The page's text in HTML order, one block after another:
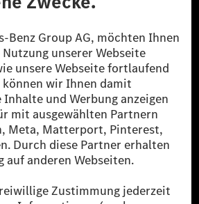
bei der Mercedes-Benz Group durch
kompensiert werden.
ein integraler Bestandteil von MB.CHARGE
Kanada und China. Sofern an der jeweiligen
aus erneuerbaren Energien vorliegt,
Grünstromzertifikate*. Diese stellen
über MB.CHARGE Public eine äquivalente
Energien ins Stromnetz eingespeist wird.
aus Wind- und Solarkraftanlagen, die jünger
wurden nach dem vorgeschriebenen
harmonised Light vehicles Test